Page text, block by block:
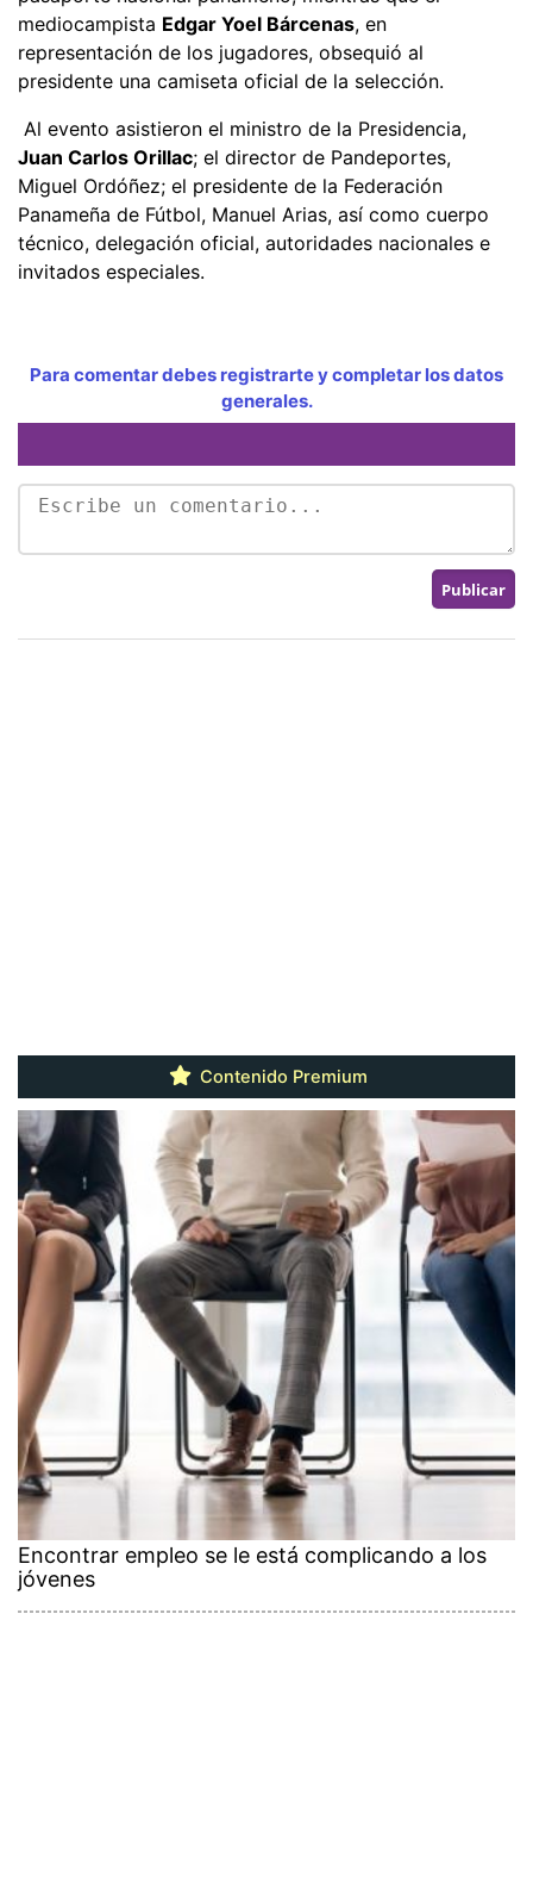
mediocampista Edgar Yoel Bárcenas, en
representación de los jugadores, obsequió al
presidente una camiseta oficial de la selección.
Al evento asistieron el ministro de la Presidencia,
Juan Carlos Orillac; el director de Pandeportes,
Miguel Ordóñez; el presidente de la Federación
Panameña de Fútbol, Manuel Arias, así como cuerpo
técnico, delegación oficial, autoridades nacionales e
invitados especiales.
Para comentar debes registrarte y completar los datos
generales.
Contenido Premium
Encontrar empleo se le está complicando a los
jóvenes